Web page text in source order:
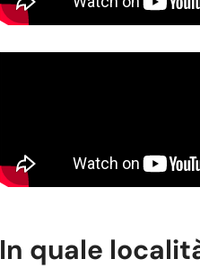
In quale